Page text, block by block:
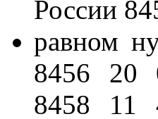
России
равном
8456 20
8458 11